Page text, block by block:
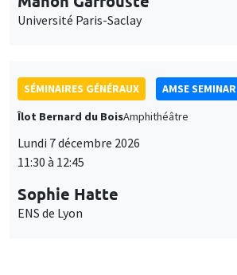
Université Paris-Saclay
SÉMINAIRES GÉNÉRAUX
AMSE SEMINAR
Îlot Bernard du BoisAmphithéâtre
Lundi 7 décembre 2026
11:30 à 12:45
Sophie Hatte
ENS de Lyon